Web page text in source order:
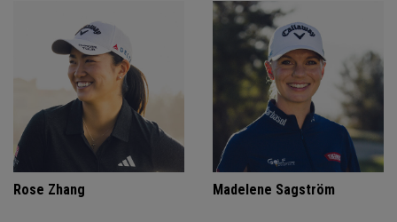
Rose Zhang Madelene Sagström